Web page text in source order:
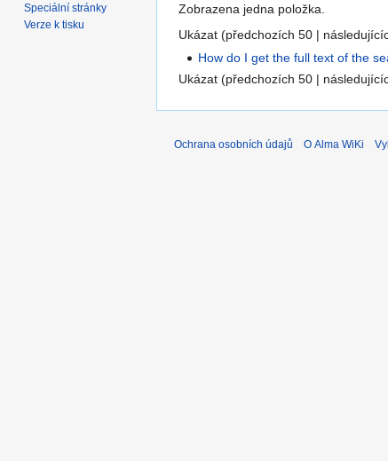
Zobrazena jedna položka.
Ukázat (předchozích 50 |
How do I get the full text of the
Ukázat (předchozích 50 |
Speciální stránky
Verze k tisku
Ochrana osobních údajů O Alma WiKi